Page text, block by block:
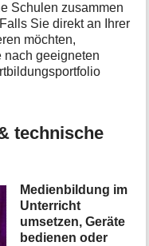
Schulen zusammen
Sie direkt an Ihrer
möchten,
nach geeigneten
technische
Medienbildung im
Unterricht
umsetzen, Geräte
bedienen oder